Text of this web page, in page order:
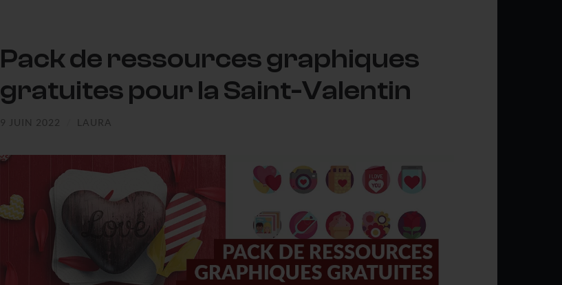
Pack de ressources graphiques
gratuites pour la Saint-Valentin
9 JUIN 2022 LAURA